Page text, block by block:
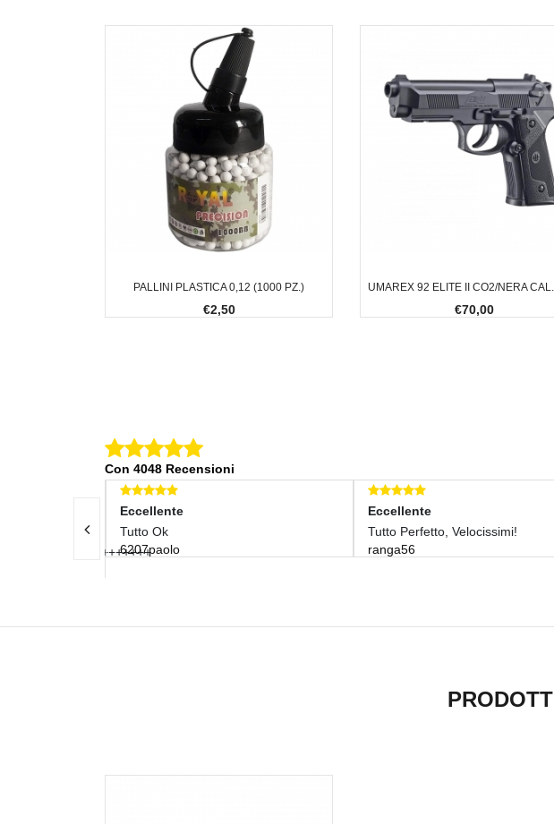
PALLINI PLASTICA 0,12 (1000 PZ.)
€2,50
UMAREX 92 ELITE II CO2/NERA
€70,00
Con 4048 Recensioni
Eccellente
Tutto Ok
6207paolo
Eccellente
Tutto Perfetto, Velocissimi!
ranga56